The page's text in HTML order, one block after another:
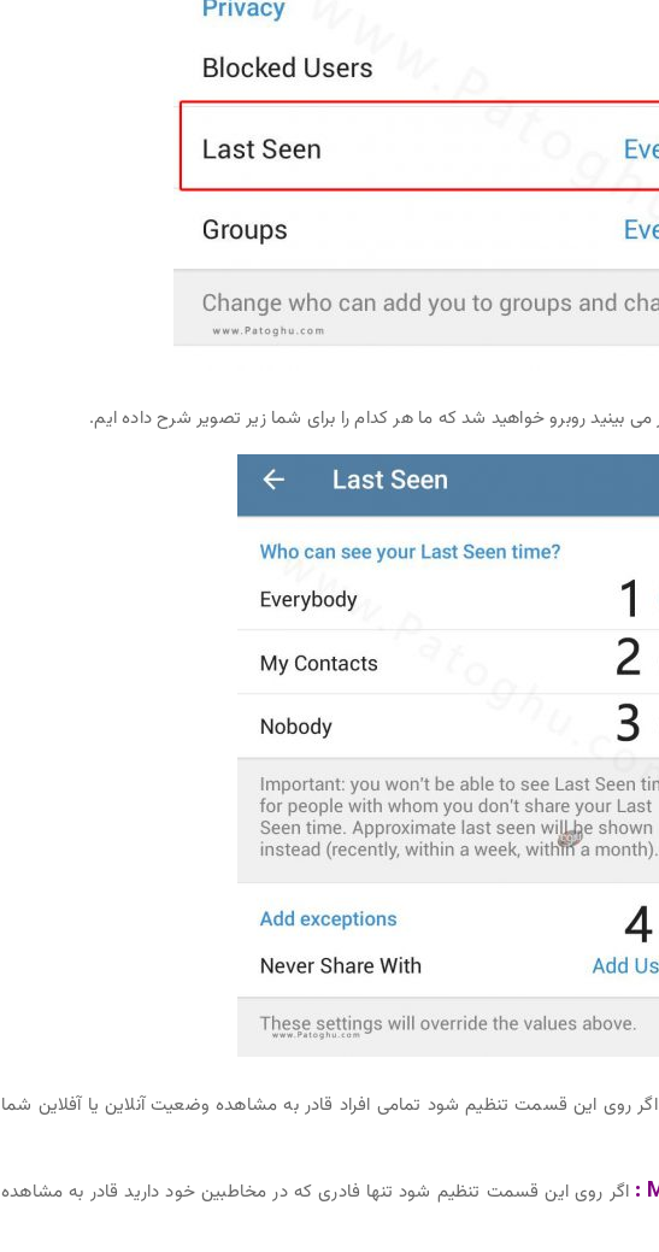
اگر روی این قسمت تنظیم شود تمامی افراد قادر به مشاهده وضعیت آنلاین یا آفلاین شما
اگر روی این قسمت تنظیم شود تنها فادری که در مخاطبین خود دارید قادر به مشاهده